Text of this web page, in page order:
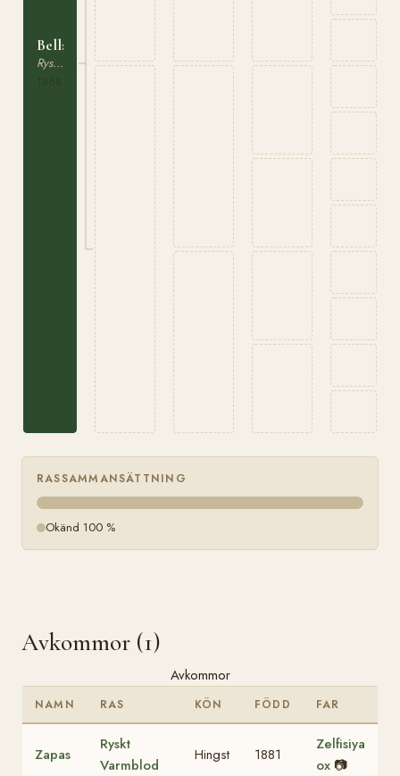
Belladona
Ryskt Varmblod
RASSAMMANSÄTTNING
Okänd 100 %
Avkommor (1)
Avkommor
NAMN RAS KÖN FÖDD FAR
Zapas
Ryskt
Varmblod
Hingst 1881
Zelfisiya
ox 📷